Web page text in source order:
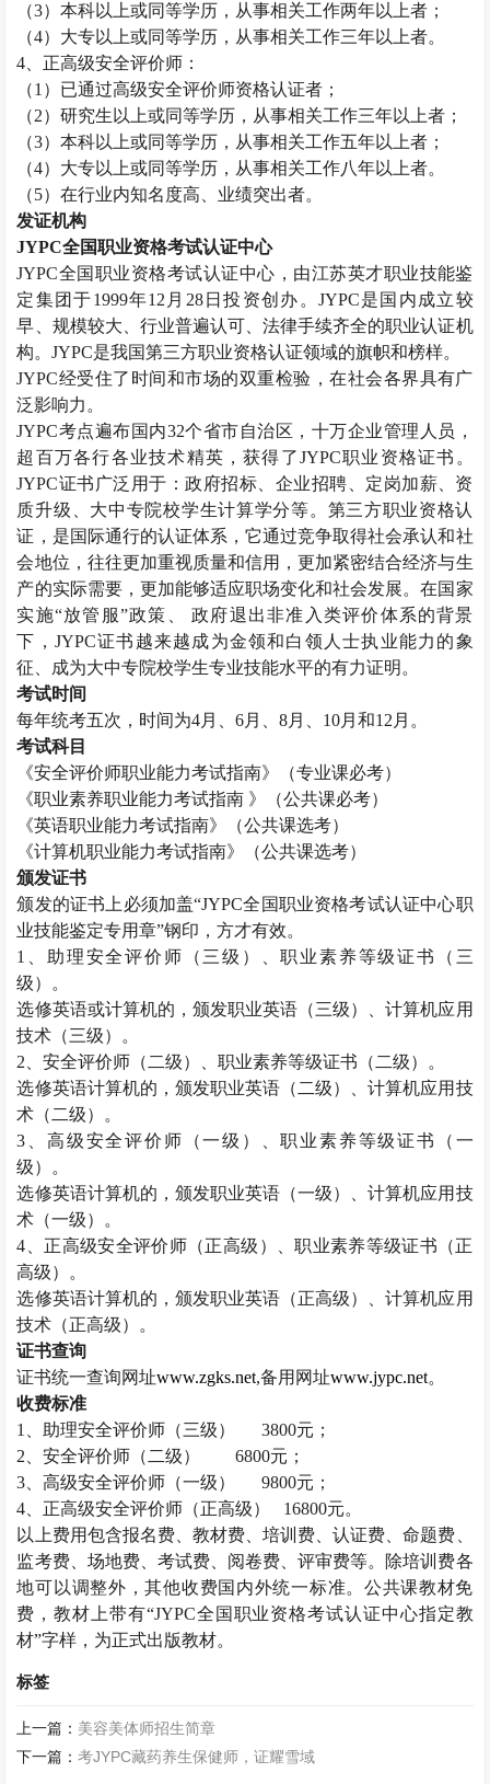
（3）本科以上或同等学历，从事相关工作两年以上者；
（4）大专以上或同等学历，从事相关工作三年以上者。
4 、正高级安全评价师：
（1 ）已通过高级安全评价师资格认证者；
（2）研究生以上或同等学历，从事相关工作三年以上者；
（3）本科以上或同等学历，从事相关工作五年以上者；
（4）大专以上或同等学历，从事相关工作八年以上者。
（5）在行业内知名度高、业绩突出者。
发证机构
JYPC全国职业资格考试认证中心
JYPC全国职业资格考试认证中心，由江苏英才职业技能鉴
定集团于1999年12 月 28日投资创办。 JYPC是国内成立较
早、规模较大、行业普遍认可、法律手续齐全的职业认证机
构。JYPC是我国第三方职业资格认证领域的旗帜和榜样。
JYPC经受住了时间和市场的双重检验，在社会各界具有广
泛影响力。
JYPC考点遍布国内32个省市自治区，十万企业管理人员，
超百万各行各业技术精英，获得了JYPC职业资格证书。
JYPC证书广泛用于：政府招标、企业招聘、定岗加薪、资
质升级、大中专院校学生计算学分等。第三方职业资格认
证，是国际通行的认证体系，它通过竞争取得社会承认和社
会地位，往往更加重视质量和信用，更加紧密结合经济与生
产的实际需要，更加能够适应职场变化和社会发展。在国家
实施“放管服”政策、 政府退出非准入类评价体系的背景
下， JYPC证书越来越成为金领和白领人士执业能力的象
征、成为大中专院校学生专业技能水平的有力证明。
考试时间
每年统考五次，时间为4月、6月、8月、 10月和12 月。
考试科目
《安全评价师职业能力考试指南》（专业课必考）
《职业素养职业能力考试指南 》（公共课必考）
《英语职业能力考试指南》（公共课选考）
《计算机职业能力考试指南》（公共课选考）
颁发证书
颁发的证书上必须加盖“JYPC全国职业资格考试认证中心职
业技能鉴定专用章”钢印，方才有效。
1
、助理安全评价师（三级）、职业素养等级证书（三
级）。
选修英语或计算机的，颁发职业英语（三级）、计算机应用
技术（三级）。
2 、安全评价师（二级）、职业素养等级证书（二级）。
选修英语计算机的，颁发职业英语（二级）、计算机应用技
术（二级）。
3 、高级安全评价师（一级）、职业素养等级证书（一
级）。
选修英语计算机的，颁发职业英语（一级）、计算机应用技
术（一级）。
4 、正高级安全评价师（正高级）、职业素养等级证书（正
高级）。
选修英语计算机的，颁发职业英语（正高级）、计算机应用
技术（正高级）。
证书查询
证书统一查询网址www.zgks.net,备用网址www.jypc.net。
收费标准
1
、助理安全评价师（三级） 3800元；
2 、安全评价师（二级） 6800元；
3 、高级安全评价师（一级） 9800元；
4 、正高级安全评价师（正高级） 16800元。
以上费用包含报名费、教材费、培训费、认证费、命题费、
监考费、场地费、考试费、阅卷费、评审费等。除培训费各
地可以调整外，其他收费国内外统一标准。公共课教材免
费，教材上带有“JYPC全国职业资格考试认证中心指定教
材”字样，为正式出版教材。
标签
上一篇： 美容美体师招生简章
下一篇：考JYPC藏药养生保健师，证耀雪域